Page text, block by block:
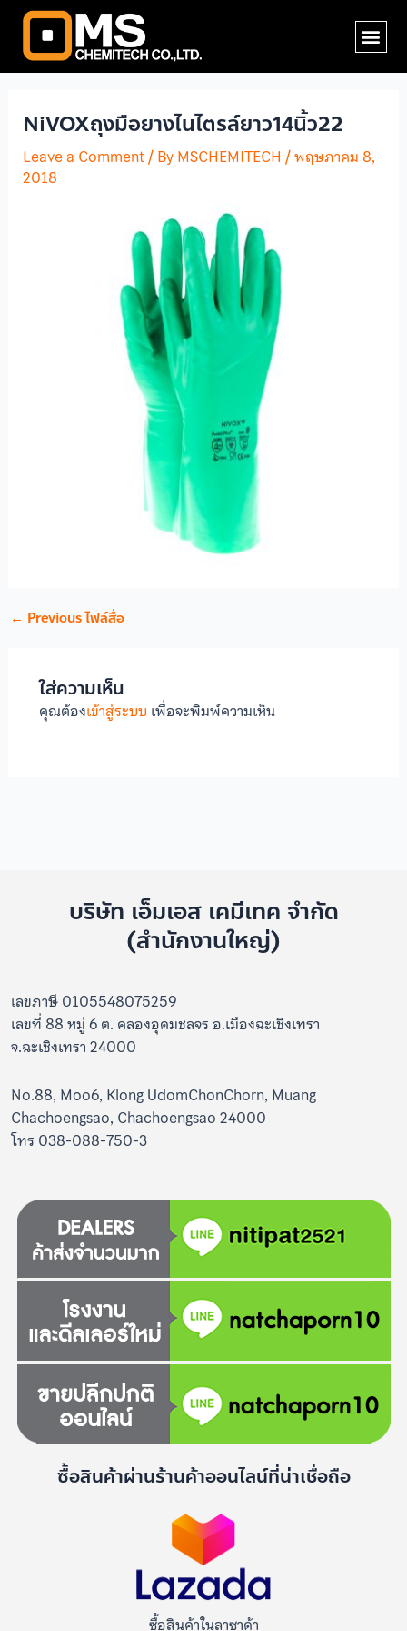
Skip
content
NiVOXถุงมือยางไนไตรล์ยาว14นิ้ว22
Leave a Comment/ ByMSCHEMITECH /พฤษภาคม 8,
2018
Post
navigation
← Previous ไฟล์สื่อ
ใส่ความเห็น
คุณต้องเข้าสู่ระบบ เพื่อจะพิมพ์ความเห็น
บริษัท เอ็มเอส เคมีเทค จำกัด
(สำนักงานใหญ่)
เลขภาษี 0105548075259
เลขที่ 88 หมู่ 6 ต. คลองอุดมชลจร อ.เมืองฉะเชิงเทรา
จ.ฉะเชิงเทรา 24000
No.88, Moo6, Klong UdomChonChorn, Muang
Chachoengsao, Chachoengsao 24000
โทร 038-088-750-3
ซื้อสินค้าผ่านร้านค้าออนไลน์ที่น่าเชื่อถือ
ซื้อสินค้าในลาซาด้า